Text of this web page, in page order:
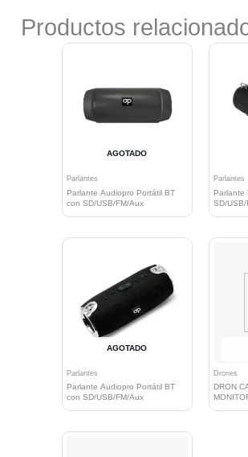
Productos
AGOTADO
Parlantes
Parlante Audiopro Portátil BT
con SD/USB/FM/Aux
Parlantes
Parlante
SD/USB/
AGOTADO
Parlantes
Parlante Audiopro Portátil BT
con SD/USB/FM/Aux
Drones
DRON